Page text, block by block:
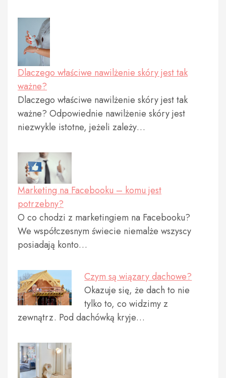
Dlaczego właściwe nawilżenie skóry jest tak
ważne?
Dlaczego właściwe nawilżenie skóry jest tak
ważne? Odpowiednie nawilżenie skóry jest
niezwykle istotne, jeżeli zależy…
Marketing na Facebooku – komu jest
potrzebny?
O co chodzi z marketingiem na Facebooku?
We współczesnym świecie niemalże wszyscy
posiadają konto…
Czym są wiązary dachowe?
Okazuje się, że dach to nie
tylko to, co widzimy z
zewnątrz. Pod dachówką kryje…